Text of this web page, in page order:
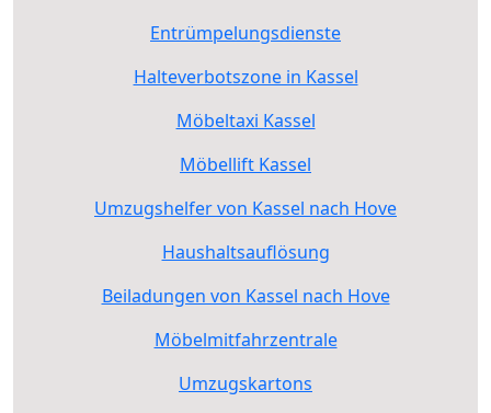
Entrümpelungsdienste
Halteverbotszone in Kassel
Möbeltaxi Kassel
Möbellift Kassel
Umzugshelfer von Kassel nach Hove
Haushaltsauflösung
Beiladungen von Kassel nach Hove
Möbelmitfahrzentrale
Umzugskartons